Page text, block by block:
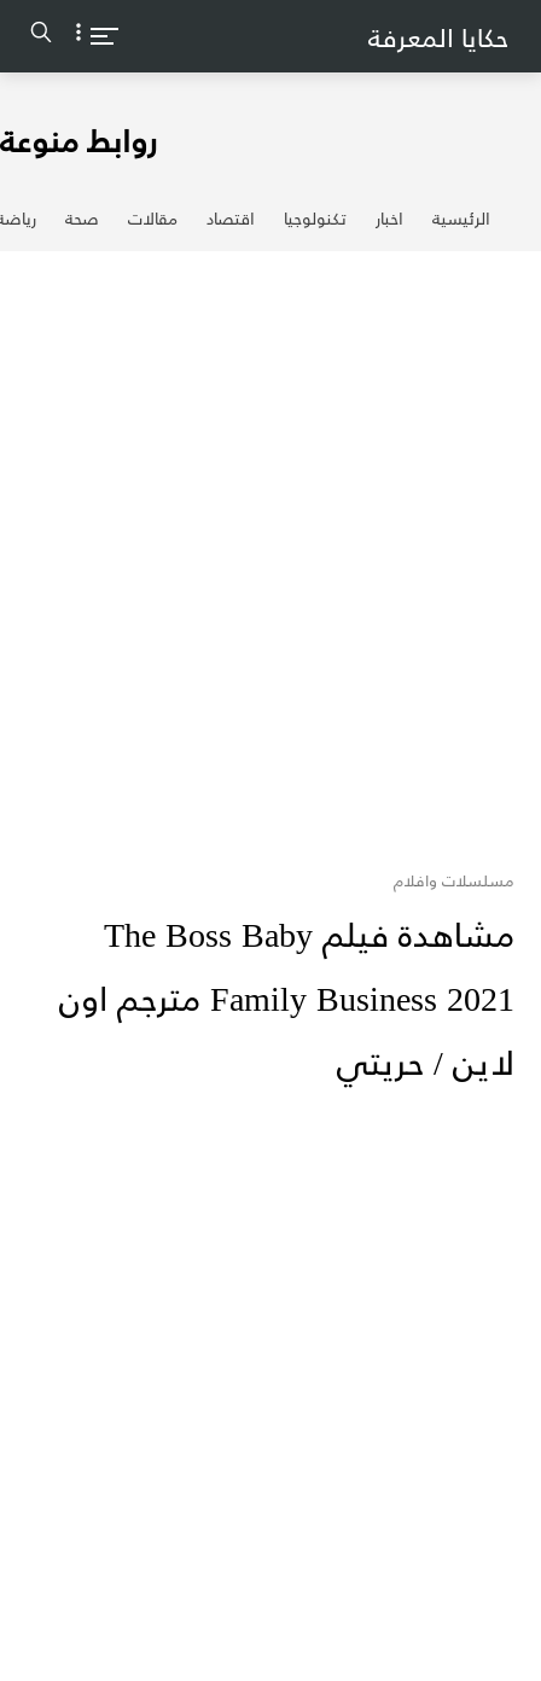
حكايا المعرفة
روابط منوعة
الرئيسية اخبار تكنولوجيا اقتصاد مقالات صحة
مسلسلات وافلام
مشاهدة فيلم The Boss Baby
Family Business 2021 مترجم اون
لاين / حريتي